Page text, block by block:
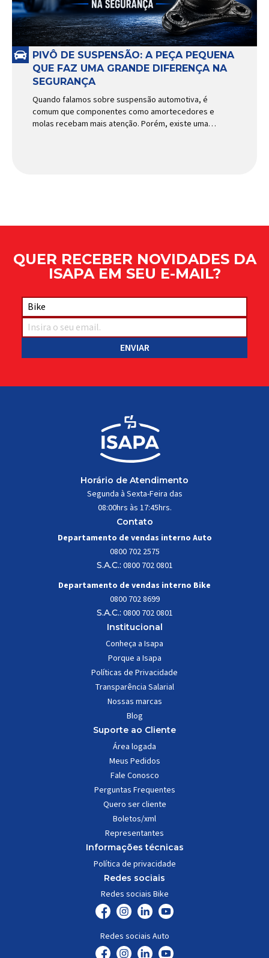
PIVÔ DE SUSPENSÃO: A PEÇA PEQUENA
QUE FAZ UMA GRANDE DIFERENÇA NA
SEGURANÇA
Quando falamos sobre suspensão automotiva, é
comum que componentes como amortecedores e
molas recebam mais atenção. Porém, existe uma
QUER RECEBER NOVIDADES DA
ISAPA EM SEU E-MAIL?
Horário de Atendimento
Segunda à Sexta-Feira das
08:00hrs às 17:45hrs.
Contato
Departamento de vendas interno Auto
0800 702 2575
S.A.C.: 0800 702 0801
Departamento de vendas interno Bike
0800 702 8699
S.A.C.: 0800 702 0801
Institucional
Conheça a Isapa
Porque a Isapa
Políticas de Privacidade
Transparência Salarial
Nossas marcas
Blog
Suporte ao Cliente
Área logada
Meus Pedidos
Fale Conosco
Perguntas Frequentes
Quero ser cliente
Boletos/xml
Representantes
Informações técnicas
Política de privacidade
Redes sociais
Redes sociais Bike
Redes sociais Auto